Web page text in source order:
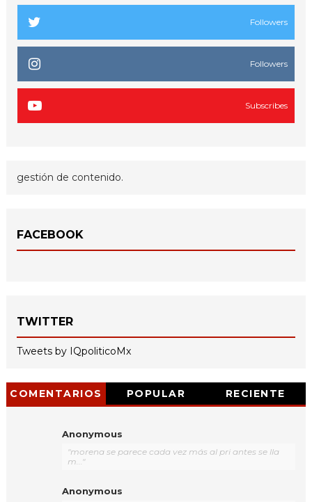
Followers
Followers
Subscribes
gestión de contenido.
FACEBOOK
TWITTER
Tweets by IQpoliticoMx
COMENTARIOS POPULAR RECIENTE
Anonymous
"morena se parece cada vez más al pri antes se lla
m..."
Anonymous